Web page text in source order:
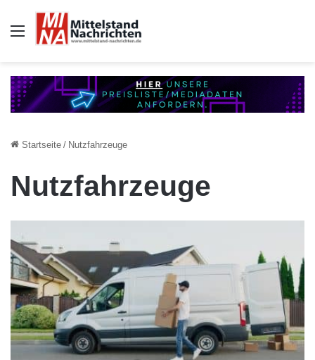
Auswahl
Startseite / Nutzfahrzeuge
Nutzfahrzeuge